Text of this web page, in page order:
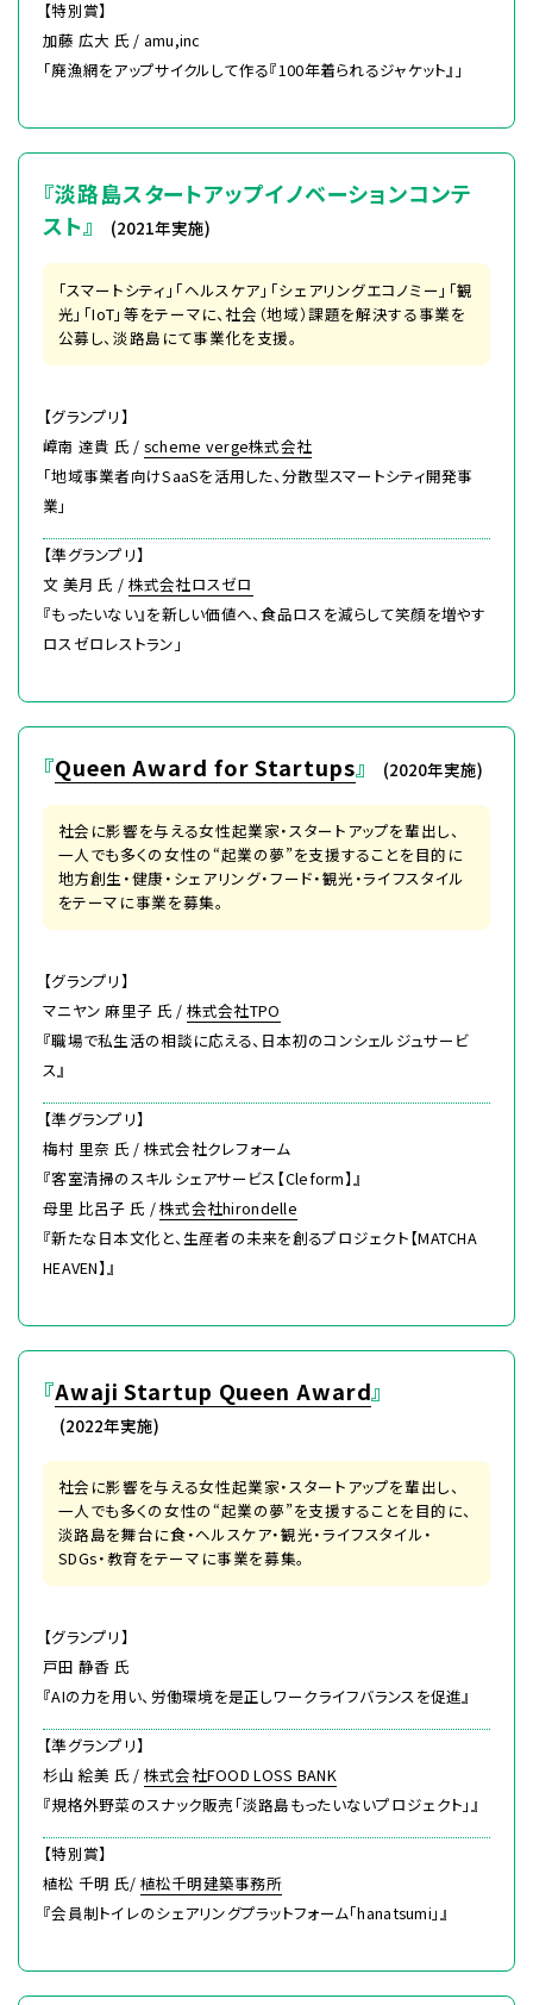
【特別賞】
加藤 広大 氏 / amu,inc
「廃漁網をアップサイクルして作る『100年着られるジャケット』」
『淡路島スタートアップイノベーションコンテ
スト』
(2021年実施)
「スマートシティ」「ヘルスケア」「シェアリングエコノミー」「観
光」「IoT」等をテーマに、社会（地域）課題を解決する事業を
公募し、淡路島にて事業化を支援。
【グランプリ】
嶂南 達貴 氏 / scheme verge株式会社
「地域事業者向けSaaSを活用した、分散型スマートシティ開発事
業」
【準グランプリ】
文 美月 氏 / 株式会社ロスゼロ
『もったいない』を新しい価値へ、食品ロスを減らして笑顔を増やす
ロスゼロレストラン」
『Queen Award for Startups』 (2020年実施)
社会に影響を与える女性起業家・スタートアップを輩出し、
一人でも多くの女性の“起業の夢”を支援することを目的に
地方創生・健康・シェアリング・フード・観光・ライフスタイル
をテーマに事業を募集。
【グランプリ】
マニヤン 麻里子 氏 / 株式会社TPO
『職場で私生活の相談に応える、日本初のコンシェルジュサービ
ス』
【準グランプリ】
梅村 里奈 氏 / 株式会社クレフォーム
『客室清掃のスキルシェアサービス【Cleform】』
母里 比呂子 氏 /株式会社hirondelle
『新たな日本文化と、生産者の未来を創るプロジェクト【MATCHA
HEAVEN】』
『Awaji Startup Queen Award』
(2022年実施)
社会に影響を与える女性起業家・スタートアップを輩出し、
一人でも多くの女性の“起業の夢”を支援することを目的に、
淡路島を舞台に食・ヘルスケア・観光・ライフスタイル・
SDGs・教育をテーマに事業を募集。
【グランプリ】
戸田 静香 氏
『AIの力を用い、労働環境を是正しワークライフバランスを促進』
【準グランプリ】
杉山 絵美 氏 / 株式会社FOOD LOSS BANK
『規格外野菜のスナック販売「淡路島もったいないプロジェクト」』
【特別賞】
植松 千明 氏/ 植松千明建築事務所
『会員制トイレのシェアリングプラットフォーム「hanatsumi」』